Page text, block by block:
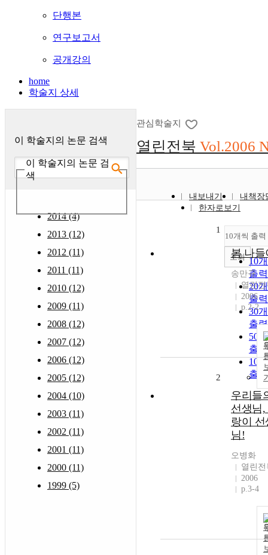
단행본
연구보고서
공개강의
home
학술지 상세
이 학술지의 논문 검색
이 학술지의 논문 검
색
2014 (4)
2013 (12)
2012 (11)
2011 (11)
2010 (12)
2009 (11)
2008 (12)
2007 (12)
2006 (12)
2005 (12)
2004 (10)
2003 (11)
2002 (11)
2001 (11)
2000 (11)
1999 (5)
관심학술지
열린전북 Vol.2006
내보내기
내책장
한자로보기
10개씩 출력
10
출력
20
출력
30
출력
50
출력
100
출력
조회
1
봄 나들
송만규
열린전
2006
p.2-2
2
우리들
선생님,
랑이 선
님!
오병화
열린전
2006
p.3-4